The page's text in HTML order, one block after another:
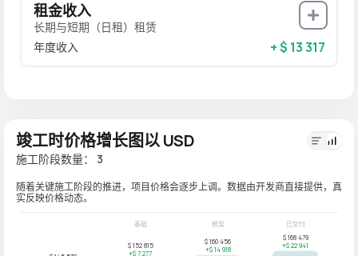
租金收入
长期与短期（日租）租赁
年度收入
+ $ 13 317
竣工时价格增长图以 USD
施工阶段数量： 3
随着关键施工阶段的推进，项目价格会逐步上调。数据由开发商直接提供，真
实反映价格动态。